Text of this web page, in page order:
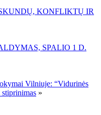
KONFLIKTŲ IR
SPALIO 1 D.
Vilniuje: “Vidurinės
stiprinimas »